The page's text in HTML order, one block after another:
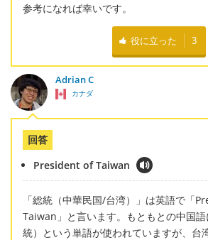
参考になれば幸いです。
役に立った 3
Adrian C
カナダ
回答
President of Taiwan
「総統（中華民国/台湾）」は英語で「
Taiwan」と言います。もともとの中国
統）という単語が使われていますが、台